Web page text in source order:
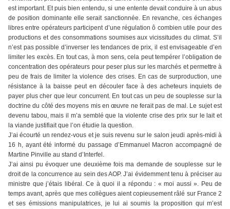
est important. Et puis bien entendu, si une entente devait conduire à un abus
de position dominante elle serait sanctionnée. En revanche, ces échanges
libres entre opérateurs participent d’une régulation ô combien utile pour des
productions et des consommations soumises aux vicissitudes du climat. S’il
n’est pas possible d’inverser les tendances de prix, il est envisageable d’en
limiter les excès. En tout cas, à mon sens, cela peut tempérer l’obligation de
concentration des opérateurs pour peser plus sur les marchés et permettre à
peu de frais de limiter la violence des crises. En cas de surproduction, une
résistance à la baisse peut en découler face à des acheteurs inquiets de
payer plus cher que leur concurrent. En tout cas un peu de souplesse sur la
doctrine du côté des moyens mis en œuvre ne ferait pas de mal. Le sujet est
devenu tabou, mais il m’a semblé que la violente crise des prix sur le lait et
la viande justifiait que l’on étudie la question.
J’ai écourté un rendez-vous et je suis revenu sur le salon jeudi après-midi à
16 h, ayant été informé du passage d’Emmanuel Macron accompagné de
Martine Pinville au stand d’Interfel.
J’ai ainsi pu évoquer une deuxième fois ma demande de souplesse sur le
droit de la concurrence au sein des AOP. J’ai évidemment tenu à préciser au
ministre que j’étais libéral. Ce à quoi il a répondu : « moi aussi ». Peu de
temps avant, après que mes collègues aient copieusement râlé sur France 2
et ses émissions manipulatrices, je lui ai soumis la proposition qui m’est